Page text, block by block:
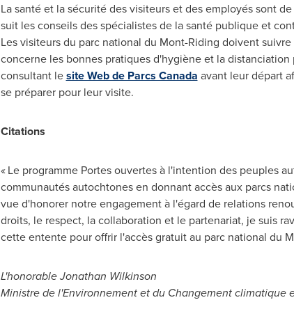
La santé et la sécurité des visiteurs et des employés sont
suit les conseils des spécialistes de la santé publique et
Les visiteurs du parc national du Mont-Riding doivent
concerne les bonnes pratiques d'hygiène et la
consultant lesite Web de Parcs Canada avant leur départ
se préparer pour leur visite.
Citations
« Le programme Portes ouvertes à l'intention des peuples
communautés autochtones en donnant accès aux parcs
vue d'honorer notre engagement à l'égard de relations
droits, le respect, la collaboration et le partenariat, je suis
cette entente pour offrir l'accès gratuit au parc national du
L'honorableJonathan Wilkinson
Ministre de l'Environnement et du Changement climatique